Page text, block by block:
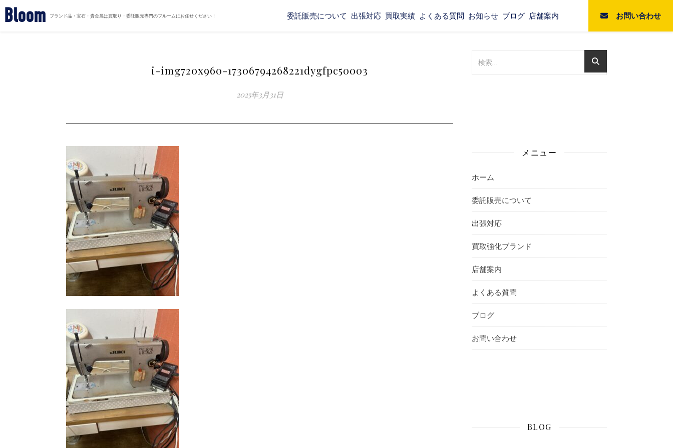
Bloom ブランド品・宝石・貴金属は買取り・委託販売専門のブルームにお任せください！ 委託販売について 出張対応 買取実績 よくある質問 お知らせ ブログ 店舗案内 お問い合わせ
i-img720x960-17306794268221dygfpc50003
2025年3月31日
メニュー
ホーム
委託販売について
出張対応
買取強化ブランド
店舗案内
よくある質問
ブログ
お問い合わせ
BLOG